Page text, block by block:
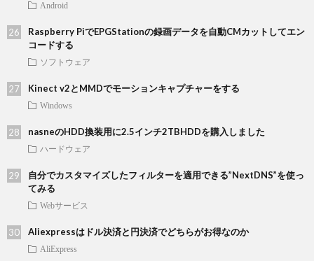
Android
Raspberry PiでEPGStationの録画データを自動CMカットしてエン
コードする
ソフトウェア
Kinect v2とMMDでモーションキャプチャーをする
Windows
nasneのHDD換装用に2.5インチ2TBHDDを購入しました
ハードウェア
自分でカスタマイズしたフィルターを適用できる”NextDNS”を使っ
てみる
Webサービス
Aliexpressはドル決済と円決済でどちらがお得なのか
AliExpress